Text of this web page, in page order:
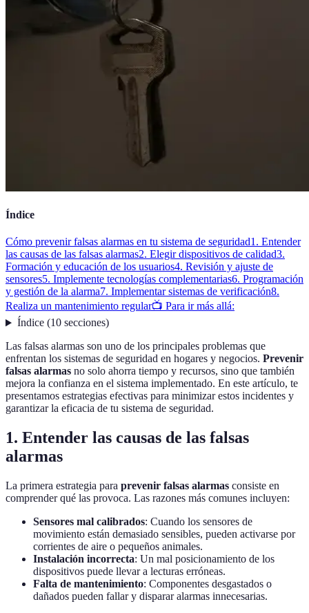
Índice
Cómo prevenir falsas alarmas en tu sistema de seguridad1. Entender
las causas de las falsas alarmas2. Elegir dispositivos de calidad3.
Formación y educación de los usuarios4. Revisión y ajuste de
sensores5. Implemente tecnologías complementarias6. Programación
y gestión de la alarma7. Implementar sistemas de verificación8.
Realiza un mantenimiento regular📺 Para ir más allá:
Índice(10 secciones)
Las falsas alarmas son uno de los principales problemas que
enfrentan los sistemas de seguridad en hogares y negocios. Prevenir
falsas alarmas no solo ahorra tiempo y recursos, sino que también
mejora la confianza en el sistema implementado. En este artículo, te
presentamos estrategias efectivas para minimizar estos incidentes y
garantizar la eficacia de tu sistema de seguridad.
1. Entender las causas de las falsas
alarmas
La primera estrategia para prevenir falsas alarmas consiste en
comprender qué las provoca. Las razones más comunes incluyen:
Sensores mal calibrados: Cuando los sensores de
movimiento están demasiado sensibles, pueden activarse por
corrientes de aire o pequeños animales.
Instalación incorrecta: Un mal posicionamiento de los
dispositivos puede llevar a lecturas erróneas.
Falta de mantenimiento: Componentes desgastados o
dañados pueden fallar y disparar alarmas innecesarias.